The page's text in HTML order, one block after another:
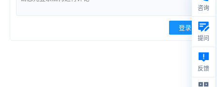
登录
咨询
提问
反馈